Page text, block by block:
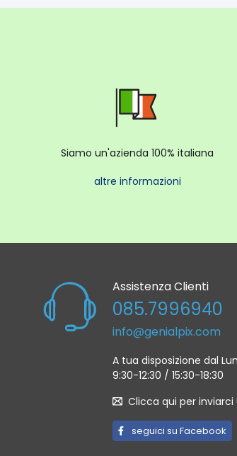
Siamo un'azienda 100% italiana
altre informazioni
Assistenza Clienti
085.7996940
info@genialpix.com
A tua disposizione dal
9:30-12:30 / 15:30-18:30
Clicca qui per inviarci
seguici su Facebook